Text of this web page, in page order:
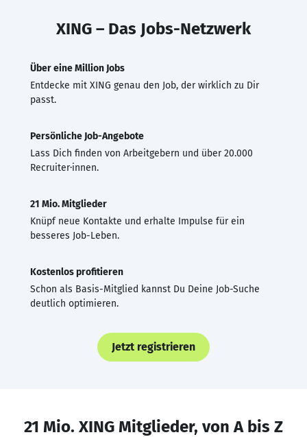
XING – Das Jobs-Netzwerk
Über eine Million Jobs
Entdecke mit XING genau den Job, der wirklich zu Dir
passt.
Persönliche Job-Angebote
Lass Dich finden von Arbeitgebern und über 20.000
Recruiter·innen.
21 Mio. Mitglieder
Knüpf neue Kontakte und erhalte Impulse für ein
besseres Job-Leben.
Kostenlos profitieren
Schon als Basis-Mitglied kannst Du Deine Job-Suche
deutlich optimieren.
Jetzt registrieren
21 Mio. XING Mitglieder, von A bis Z